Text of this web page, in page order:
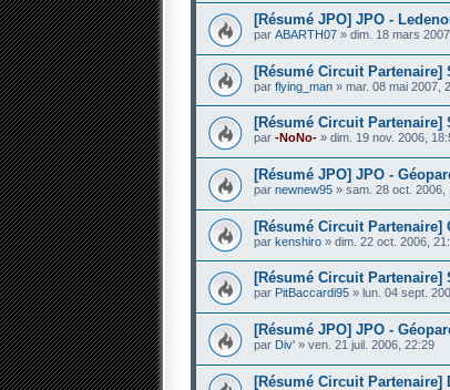
[Résumé JPO] JPO -
par ABARTH07 » dim. 18 mars
[Résumé Circuit Partenaire]
par flying_man » mar. 08 mai 2007,
[Résumé Circuit Partenaire]
par -NoNo- » dim. 19 nov. 2006,
[Résumé JPO] JPO -
par newnew95 » sam. 28 oct. 2006,
[Résumé Circuit Partenaire]
par kenshiro » dim. 22 oct. 2006,
[Résumé Circuit Partenaire]
par PitBaccardi95 » lun. 04 sept.
[Résumé JPO] JPO -
par Div' » ven. 21 juil. 2006, 22:29
[Résumé Circuit Partenaire]